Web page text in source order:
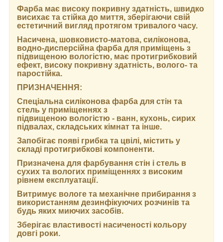
Фарба має високу покривну здатність, швидко
висихає та стійка до миття, зберігаючи свій
естетичний вигляд протягом тривалого часу.
Насичена, шовковисто-матова, силіконова,
водно-дисперсійна фарба для приміщень з
підвищеною вологістю, має протигрибковий
ефект, високу покривну здатність, волого- та
паростійка.
ПРИЗНАЧЕННЯ:
Спеціальна силіконова фарба для стін та
стель у приміщеннях з
підвищеною вологістю - ванн, кухонь, сирих
підвалах, складських кімнат та інше.
Запобігає появі грибка та цвілі, містить у
складі протигрибкові компоненти.
Призначена для фарбування стін і стель в
сухих та вологих приміщеннях з високим
рівнем експлуатації.
Витримує вологе та механічне прибирання з
використанням дезинфікуючих розчинів та
будь яких миючих засобів.
Зберігає властивості насиченості кольору
довгі роки.